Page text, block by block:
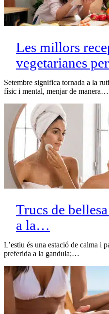
Les millors
vegetarianes
Setembre significa tornada a la
físic i mental, menjar de manera…
Trucs de
a la…
L’estiu és una estació de calma i
preferida a la gandula;…